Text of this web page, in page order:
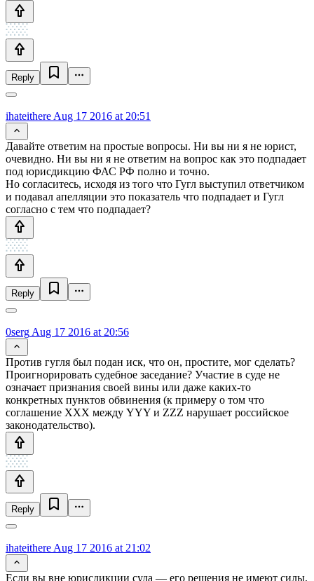
Reply
ihateithere Aug 17 2016 at 20:51
Давайте ответим на простые вопросы. Ни вы ни я не юрист,
очевидно. Ни вы ни я не ответим на вопрос как это подпадает
под юрисдикцию ФАС РФ полно и точно.
Но согласитесь, исходя из того что Гугл выступил ответчиком
и подавал апелляции это показатель что подпадает и Гугл
согласно с тем что подпадает?
Reply
0serg Aug 17 2016 at 20:56
Против гугля был подан иск, что он, простите, мог сделать?
Проигнорировать судебное заседание? Участие в суде не
означает признания своей вины или даже каких-то
конкретных пунктов обвинения (к примеру о том что
соглашение XXX между YYY и ZZZ нарушает российское
законодательство).
Reply
ihateithere Aug 17 2016 at 21:02
Если вы вне юрисдикции суда — его решения не имеют силы,